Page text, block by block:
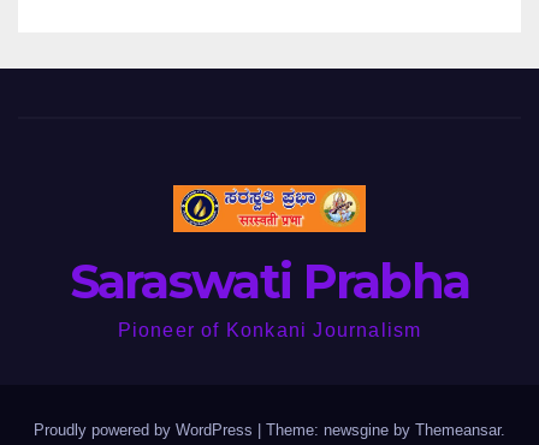
Saraswati Prabha
Pioneer of Konkani Journalism
Proudly powered by WordPress Theme: newsgine by Themeansar.